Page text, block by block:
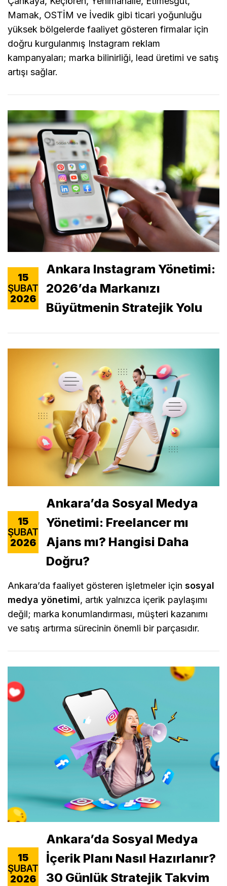
Mamak, OSTİM ve İvedik gibi ticari yoğunluğu
yüksek bölgelerde faaliyet gösteren firmalar için
doğru kurgulanmış Instagram reklam
kampanyaları; marka bilinirliği, lead üretimi ve satış
artışı sağlar.
15
ŞUBAT
2026
Ankara Instagram Yönetimi:
2026’da Markanızı
Büyütmenin Stratejik Yolu
15
ŞUBAT
2026
Ankara’da Sosyal Medya
Yönetimi: Freelancer mı
Ajans mı? Hangisi Daha
Doğru?
Ankara’da faaliyet gösteren işletmeler için sosyal
medya yönetimi, artık yalnızca içerik paylaşımı
değil; marka konumlandırması, müşteri kazanımı
ve satış artırma sürecinin önemli bir parçasıdır.
15
ŞUBAT
2026
Ankara’da Sosyal Medya
İçerik Planı Nasıl Hazırlanır?
30 Günlük Stratejik Takvim